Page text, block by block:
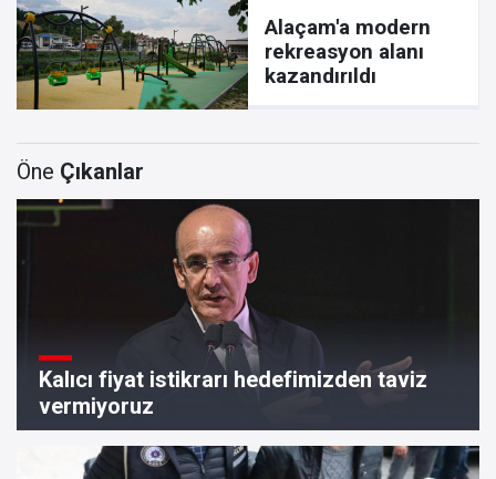
Alaçam'a modern
rekreasyon alanı
kazandırıldı
Öne Çıkanlar
Kalıcı fiyat istikrarı hedefimizden taviz
vermiyoruz